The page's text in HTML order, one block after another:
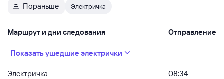
Пораньше Электричка
Маршрут и дни следования Отправление
Показать ушедшие электрички
Электричка
08:34